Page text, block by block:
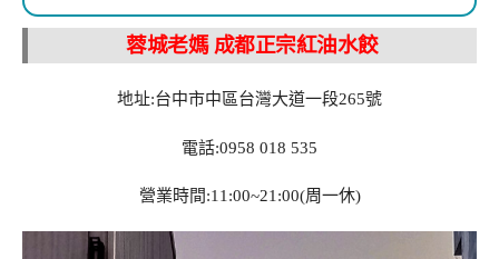
蓉城老媽 成都正宗紅油水餃
地址:台中市中區台灣大道一段265號
電話:0958 018 535
營業時間:11:00~21:00(周一休)